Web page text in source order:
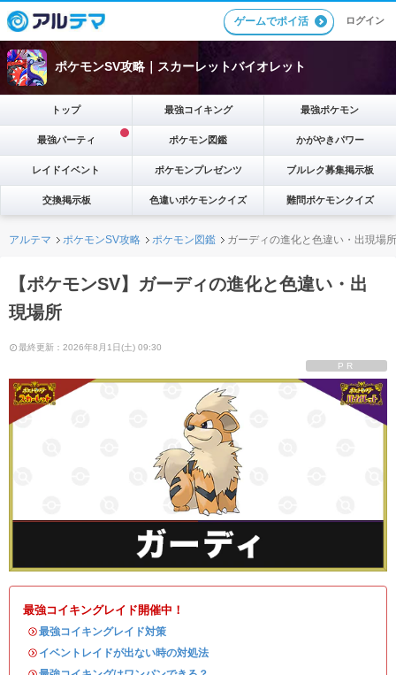
ゲームでポイ活 ログイン
ポケモンSV攻略｜スカーレットバイオレット
トップ 最強コイキング 最強ポケモン
最強パーティ ポケモン図鑑 かがやきパワー
レイドイベント ポケモンプレゼンツ ブルレク募集掲示板
交換掲示板 色違いポケモンクイズ 難問ポケモンクイズ
アルテマ ポケモンSV攻略 ポケモン図鑑 ガーディの進化と色違い・出現場所
【ポケモンSV】ガーディの進化と色違い・出
現場所
最終更新：2026年8月1日(土) 09:30
PR
最強コイキングレイド開催中！
・最強コイキングレイド対策
・ イベントレイドが出ない時の対処法